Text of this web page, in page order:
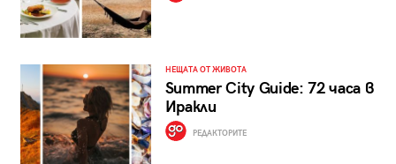
НЕЩАТА ОТ ЖИВОТА
Summer City Guide: 72 часа в
Иракли
РЕДАКТОРИТЕ